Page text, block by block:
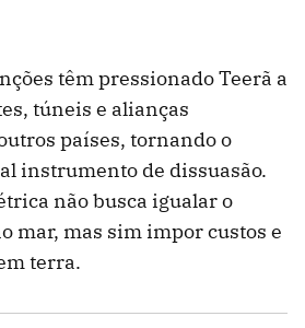
têm pressionado Teerã a
túneis e alianças
países, tornando o
instrumento de dissuasão.
não busca igualar o
mar, mas sim impor custos e
terra.